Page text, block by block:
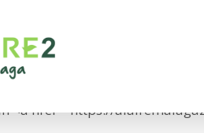
prep-entry-
2022</time></span> at <a
<a href="https://